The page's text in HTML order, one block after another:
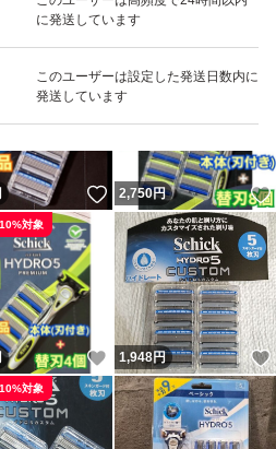
に発送しています
このユーザーは設定した発送日数内に
発送しています
いいね！
1,948
いいね！
2,750円
いいね！
対象
1,948円
対象